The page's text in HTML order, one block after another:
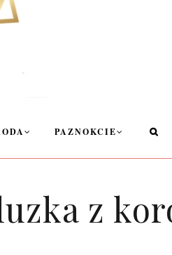
PAZNOKCIE
z